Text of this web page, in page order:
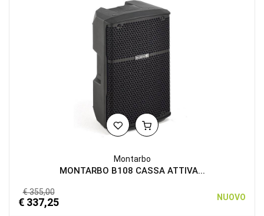
Montarbo
MONTARBO B108 CASSA ATTIVA...
€ 355,00
€ 337,25 NUOVO